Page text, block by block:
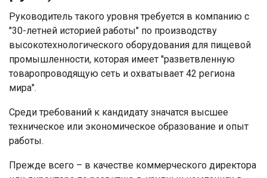
Руководитель такого уровня требуется в компанию с
"30-летней историей работы" по производству
высокотехнологического оборудования для пищевой
промышленности, которая имеет "разветвленную
товаропроводящую сеть и охватывает 42 региона
мира".
Среди требований к кандидату значатся высшее
техническое или экономическое образование и опыт
работы.
Прежде всего – в качестве коммерческого директора